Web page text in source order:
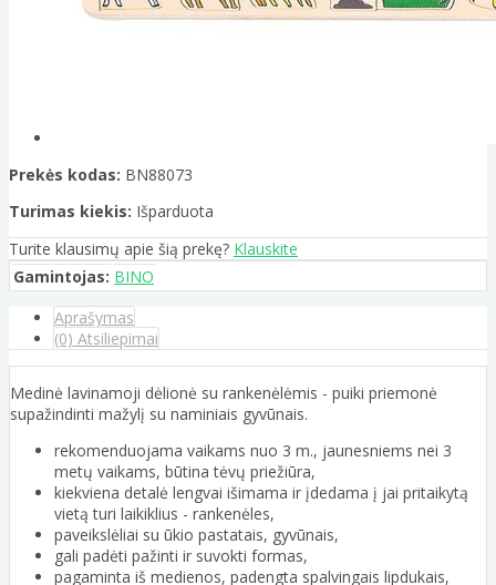
Prekės kodas: BN88073
Turimas kiekis: Išparduota
Turite klausimų apie šią prekę? Klauskite
Gamintojas: BINO
Aprašymas
(0) Atsiliepimai
Medinė lavinamoji dėlionė su rankenėlėmis - puiki priemonė
supažindinti mažylį su naminiais gyvūnais.
rekomenduojama vaikams nuo 3 m., jaunesniems nei 3
metų vaikams, būtina tėvų priežiūra,
kiekviena detalė lengvai išimama ir įdedama į jai pritaikytą
vietą turi laikiklius - rankenėles,
paveikslėliai su ūkio pastatais, gyvūnais,
gali padėti pažinti ir suvokti formas,
pagaminta iš medienos, padengta spalvingais lipdukais,